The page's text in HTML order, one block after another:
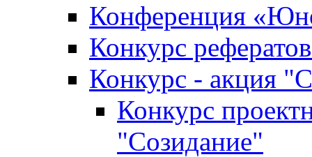
Конференция
Конкурс
Конкурс - акция
Конкурс
"Созидание"